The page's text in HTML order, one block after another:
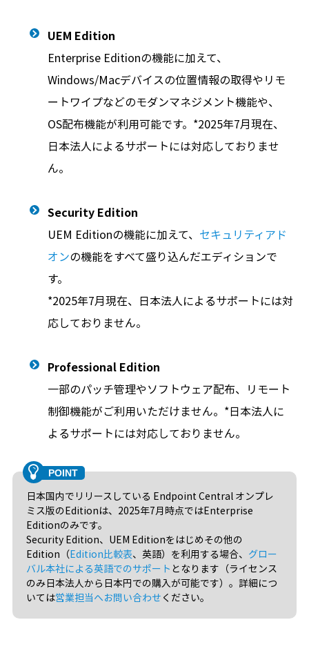
UEM Edition
Enterprise Editionの機能に加えて、
Windows/Macデバイスの位置情報の取得やリモ
ートワイプなどのモダンマネジメント機能や、
OS配布機能が利用可能です。*2025年7月現在、
日本法人によるサポートには対応しておりませ
ん。
Security Edition
UEM Editionの機能に加えて、 セキュリティアド
オンの機能をすべて盛り込んだエディションで
す。
*2025年7月現在、日本法人によるサポートには対
応しておりません。
Professional Edition
一部のパッチ管理やソフトウェア配布、リモート
制御機能がご利用いただけません。*日本法人に
よるサポートには対応しておりません。
日本国内でリリースしている Endpoint Central オンプレ
ミス版のEditionは、2025年7月時点ではEnterprise
Editionのみです。
Security Edition、UEM Editionをはじめその他の
Edition（Edition比較表、英語）を利用する場合、 グロー
バル本社による英語でのサポート となります（ライセンス
のみ日本法人から日本円での購入が可能です）。詳細につ
いては営業担当へお問い合わせ ください。